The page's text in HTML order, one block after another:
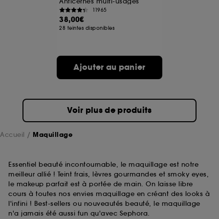
11965
38,00€
28 teintes disponibles
Ajouter au panier
Voir plus de produits
Accueil Maquillage
Essentiel beauté incontournable, le maquillage est notre
meilleur allié ! Teint frais, lèvres gourmandes et smoky eyes,
le makeup parfait est à portée de main. On laisse libre
cours à toutes nos envies maquillage en créant des looks à
l'infini ! Best-sellers ou nouveautés beauté, le maquillage
n'a jamais été aussi fun qu'avec Sephora.
A l'exception des cookies techniques, le dépôt et la
lecture de ces traceurs requiert votre accord. Vous
choix" ci-dessous ou décider de "tout accepter".
Sephora pourra associer les informations de
navigation collectées par ces Cookies, pour les
sur "continuer sans accepter". Voous pouvez à tout
moment choisir de retirer votrte consentement. Si vous
souhaitez obtenir plus d'information sur les cookies